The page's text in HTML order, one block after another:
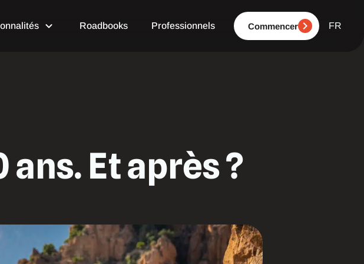
Ouvrir Fonctionnalités
Roadbooks Professionnels Commencer FR
NL
Et après ?